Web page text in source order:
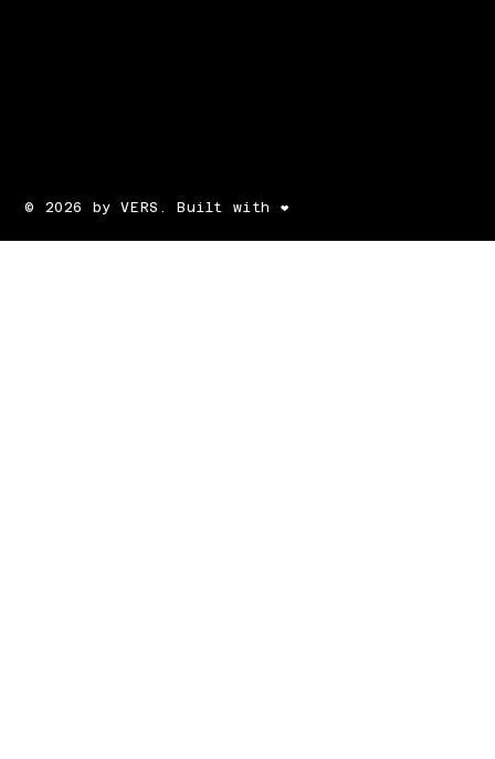
© 2026 by VERS. Built with ❤️